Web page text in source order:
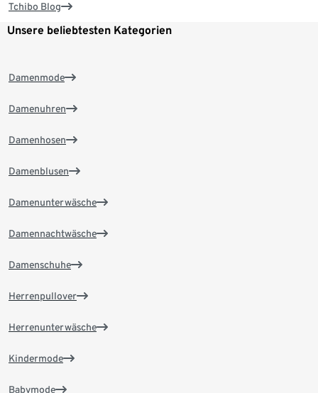
Tchibo Blog
Unsere beliebtesten Kategorien
Damenmode
Damenuhren
Damenhosen
Damenblusen
Damenunterwäsche
Damennachtwäsche
Damenschuhe
Herrenpullover
Herrenunterwäsche
Kindermode
Babymode